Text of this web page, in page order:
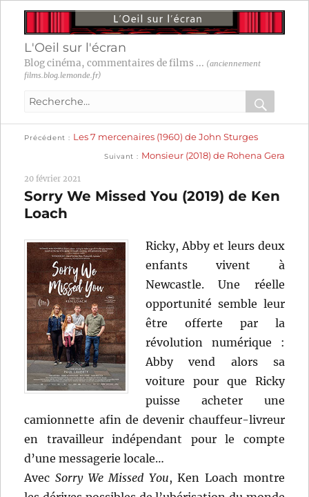
L'Oeil sur l'écran
Blog cinéma, commentaires de films ... (anciennement
films.blog.lemonde.fr)
Recherche
:
OK
Navigation
l’article
Précédent
précédente :
Les 7 mercenaires (1960) de John Sturges
Suivant
suivante :
Monsieur (2018) de Rohena Gera
20 février 2021
Sorry We Missed You (2019) de Ken
Loach
Ricky, Abby et leurs deux
enfants vivent à
Newcastle. Une réelle
opportunité semble leur
être offerte par la
révolution numérique :
Abby vend alors sa
voiture pour que Ricky
puisse acheter une
camionnette afin de devenir chauffeur-livreur
en travailleur indépendant pour le compte
d’une messagerie locale…
Avec Sorry We Missed You, Ken Loach montre